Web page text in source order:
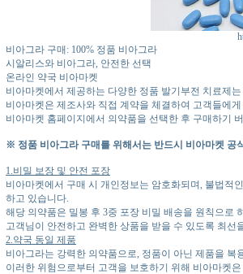
비아그라 구매: 100% 정품 비아그라
시알리스와 비아그라, 안전한 선택
온라인 약국 비아마켓
비아마켓에서 제공하는 다양한 정품 발기부전 치료제는
비아마켓은 제조사와 직접 계약을 체결하여 고객들에
비아마켓 홈페이지에서 의약품을 선택한 후 구매하기
※ 정품 비아그라 구매를 위해서는 반드시 비아마켓 공
1.비밀 보장 및 안전 포장
비아마켓에서 구매 시 개인정보는 암호화되며, 불법적
하고 있습니다.
해당 의약품은 밀봉 후 3중 포장 비밀 배송을 원칙으로
고객님이 안전하고 완벽한 상품을 받을 수 있도록 최선
2.약국 동일 제품
비아그라는 강력한 의약품으로, 정품이 아닌 제품을
이러한 위험으로부터 고객을 보호하기 위해 비아마켓